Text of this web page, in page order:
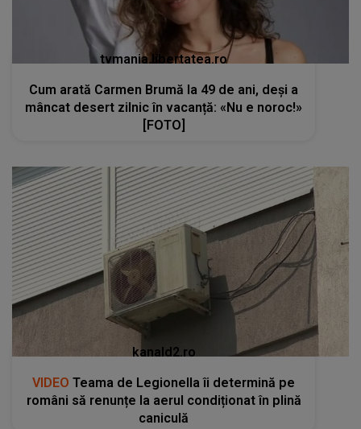
tvmania.libertatea.ro
Cum arată Carmen Brumă la 49 de ani, deși a
mâncat desert zilnic în vacanță: «Nu e noroc!»
[FOTO]
kanald2.ro
VIDEO Teama de Legionella îi determină pe
români să renunțe la aerul condiționat în plină
caniculă